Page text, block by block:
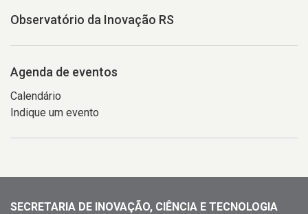
Observatório da Inovação RS
Agenda de eventos
Calendário
Indique um evento
SECRETARIA DE INOVAÇÃO, CIÊNCIA E TECNOLOGIA